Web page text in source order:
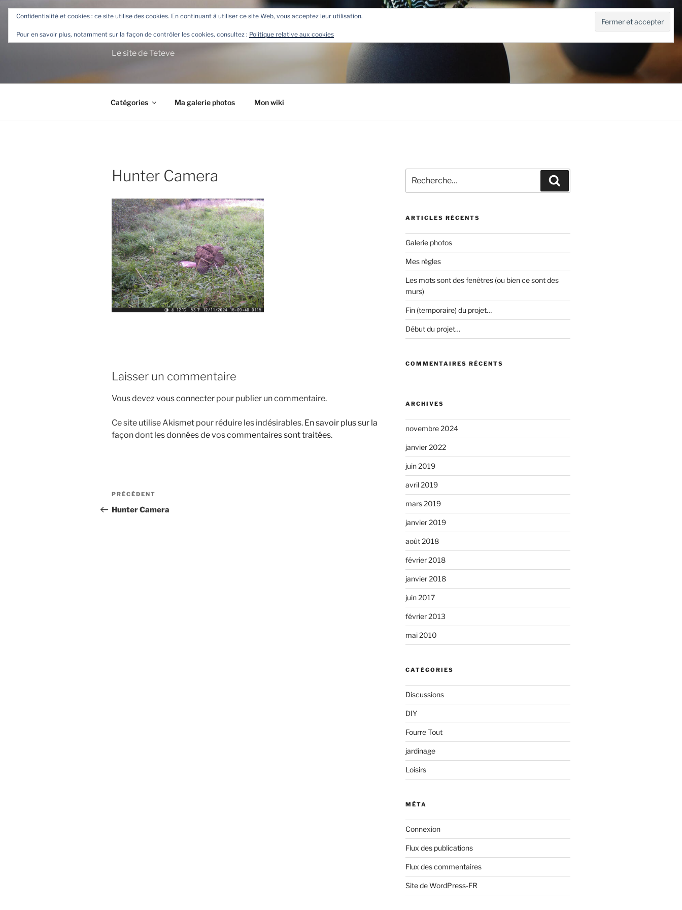
contenu
principal
TETEVE.FR
Le site de Teteve
Catégories Ma galerie photos Mon wiki
Hunter Camera
Laisser un commentaire
Vous devezvous connecter pour publier un commentaire.
Ce site utilise Akismet pour réduire les indésirables. En savoir plus sur la
façon dont les données de vos commentaires sont traitées.
Navigation
de
Article
précédent
PRÉCÉDENT
Hunter Camera
pour
:
ARTICLES RÉCENTS
Galerie photos
Mes règles
Les mots sont des fenêtres (ou bien ce sont des
murs)
Fin (temporaire) du projet…
Début du projet…
COMMENTAIRES RÉCENTS
ARCHIVES
novembre 2024
janvier 2022
juin 2019
avril 2019
mars 2019
janvier 2019
août 2018
février 2018
janvier 2018
juin 2017
février 2013
mai 2010
CATÉGORIES
Discussions
DIY
Fourre Tout
jardinage
Loisirs
MÉTA
Connexion
Flux des publications
Flux des commentaires
Site de WordPress-FR
Confidentialité et cookies : ce site utilise des cookies. En continuant à utiliser ce site Web, vous acceptez leur utilisation.
Pour en savoir plus, notamment sur la façon de contrôler les cookies, consultez : Politique relative aux cookies